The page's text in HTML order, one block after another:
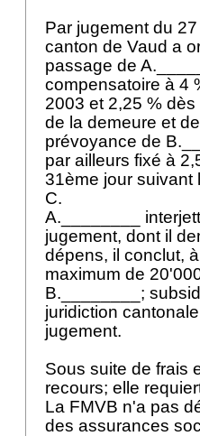
Par jugement du
canton de Vaud a
passage de
compensatoire à 4
2003 et 2,25 %
de la demeure et
prévoyance de
par ailleurs fixé à
31ème jour
C.
A.________
jugement, dont il
dépens, il conclut,
maximum de
B.________;
juridiction
jugement.
Sous suite de frais
recours; elle
La FMVB n'a pas
des assurances